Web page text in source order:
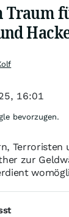
Traum
Terroristen
zur
16:01
bevorzugen.